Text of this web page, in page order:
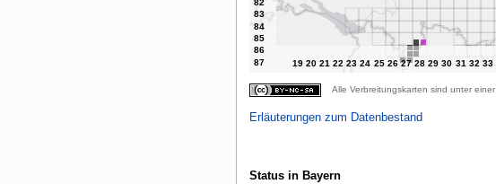
Alle Verbreitungskarten sind unter einer
Erläuterungen zum Datenbestand
Status in Bayern